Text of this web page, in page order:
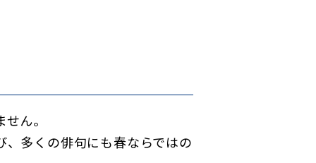
ん。
多くの俳句にも春ならではの